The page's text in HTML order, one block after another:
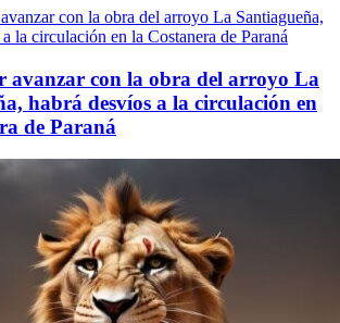
avanzar con la obra del arroyo La
habrá desvíos a la circulación en
de Paraná